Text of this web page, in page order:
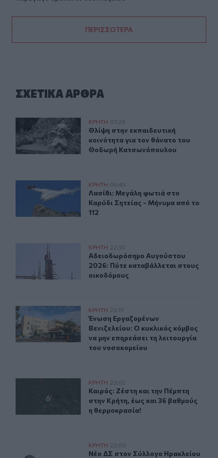
ΠΕΡΙΣΣΟΤΕΡΑ
ΣΧΕΤΙΚA AΡΘΡΑ
Θλίψη στην εκπαιδευτική κοινότητα για τον θάνατο
ΚΡΗΤΗ 07:26
Θλίψη στην εκπαιδευτική
Θλίψη στην εκπαιδευτική
κοινότητα για τον θάνατο του
Θοδωρή Κατσωνόπουλου
Λασίθι: Μεγάλη φωτιά στο Καρύδι Σητείας - Μήνυμα
ΚΡΗΤΗ 06:45
Λασίθι: Μεγάλη φωτιά στο Καρύδι
Λασίθι: Μεγάλη φωτιά στο
Καρύδι Σητείας - Μήνυμα από το
112
Αδειοδωρόσημο Αυγούστου 2026: Πότε καταβάλλεται
ΚΡΗΤΗ 22:30
Αδειοδωρόσημο Αυγούστου 2026:
Αδειοδωρόσημο Αυγούστου
2026: Πότε καταβάλλεται στους
οικοδόμους
Ένωση Εργαζομένων Βενιζελείου: Ο κυκλικός κόμβος
ΚΡΗΤΗ 22:17
Ένωση Εργαζομένων Βενιζελείου:
Ένωση Εργαζομένων
Βενιζελείου: Ο κυκλικός κόμβος
να μην επηρεάσει τη λειτουργία
του νοσοκομείου
Καιρός: Ζέστη και την Πέμπτη στην Κρήτη, έως και 36
ΚΡΗΤΗ 22:02
Καιρός: Ζέστη και την Πέμπτη
Καιρός: Ζέστη και την Πέμπτη
στην Κρήτη, έως και 36 βαθμούς
η θερμοκρασία!
Νέο ΔΣ στον Σύλλογο Ηρακλείου «Φίλοι του
ΚΡΗΤΗ 22:00
Νέο ΔΣ στον Σύλλογο Ηρακλείου
Νέο ΔΣ στον Σύλλογο Ηρακλείου